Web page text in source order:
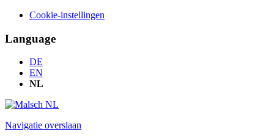
Cookie-instellingen
Language
DE
EN
NL
Navigatie overslaan